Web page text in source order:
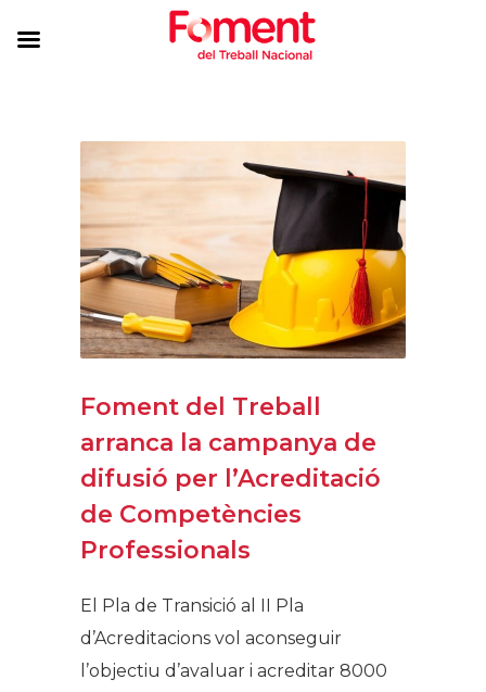
Foment del Treball
arranca la campanya de
difusió per l’Acreditació
de Competències
Professionals
El Pla de Transició al II Pla
d’Acreditacions vol aconseguir
l’objectiu d’avaluar i acreditar 8000